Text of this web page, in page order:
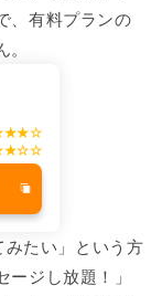
、有料プランの
みたい」という方
ジし放題！」